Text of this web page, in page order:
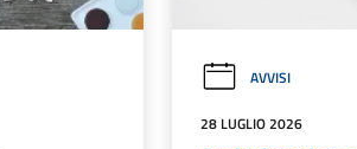
AVVISI
28 LUGLIO 2026